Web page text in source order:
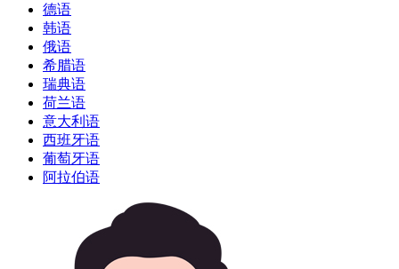
德语
韩语
俄语
希腊语
瑞典语
荷兰语
意大利语
西班牙语
葡萄牙语
阿拉伯语